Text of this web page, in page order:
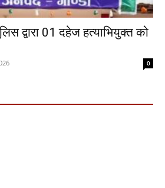
द्वारा 01 दहेज हत्याभियुक्त को
0